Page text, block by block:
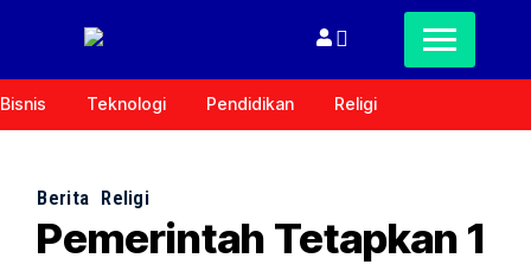
Bisnis Teknologi Pendidikan Religi
Berita Religi
Pemerintah Tetapkan 1